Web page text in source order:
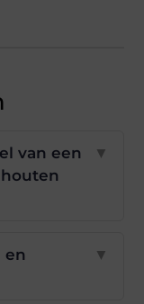
van een
▼
en
▼